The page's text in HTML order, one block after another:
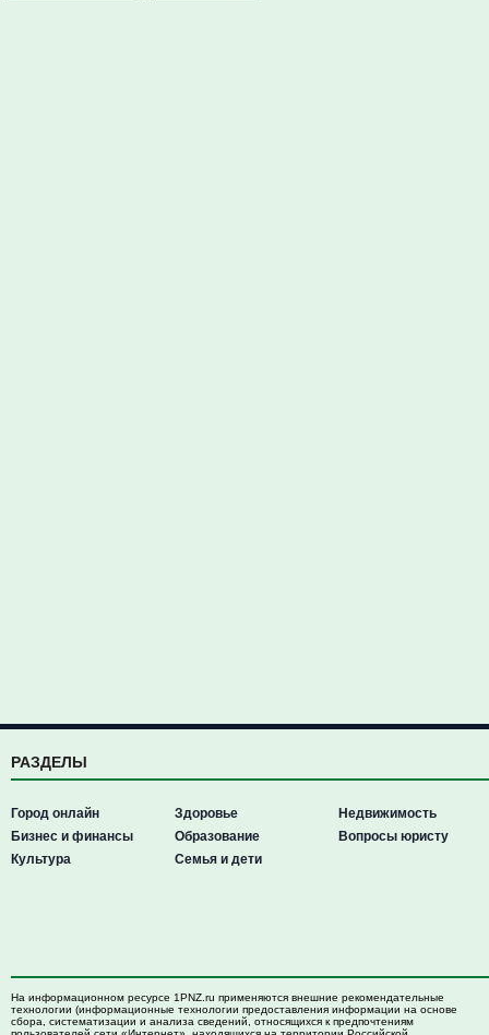
РАЗДЕЛЫ
Город онлайн
Бизнес и финансы
Культура
Здоровье
Образование
Семья и дети
Недвижимость
Вопросы юристу
На информационном ресурсе 1PNZ.ru применяются внешние рекомендательные
технологии (информационные технологии предоставления информации на основе
сбора, систематизации и анализа сведений, относящихся к предпочтениям